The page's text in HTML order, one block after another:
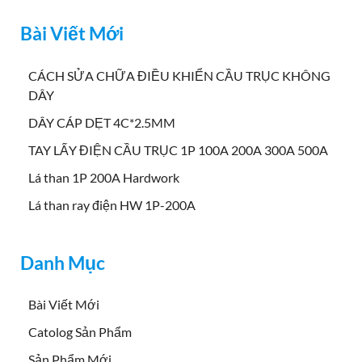
Bài Viết Mới
CÁCH SỬA CHỮA ĐIỀU KHIỂN CẦU TRỤC KHÔNG
DÂY
DÂY CÁP DẸT 4C*2.5MM
TAY LẤY ĐIỆN CẦU TRỤC 1P 100A 200A 300A 500A
Lá than 1P 200A Hardwork
Lá than ray điện HW 1P-200A
Danh Mục
Bài Viết Mới
Catolog Sản Phẩm